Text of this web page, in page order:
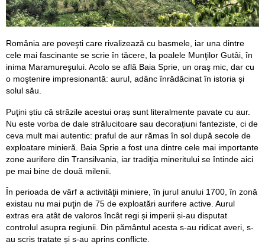
România are poveşti care rivalizează cu basmele, iar una dintre
cele mai fascinante se scrie în tăcere, la poalele Munţilor Gutâi, în
inima Maramureşului. Acolo se află Baia Sprie, un oraş mic, dar cu
o moştenire impresionantă: aurul, adânc înrădăcinat în istoria și
solul său.
Puţini știu că străzile acestui oraș sunt literalmente pavate cu aur.
Nu este vorba de dale strălucitoare sau decorațiuni fanteziste, ci de
ceva mult mai autentic: praful de aur rămas în sol după secole de
exploatare minieră. Baia Sprie a fost una dintre cele mai importante
zone aurifere din Transilvania, iar tradiţia mineritului se întinde aici
pe mai bine de două milenii.
În perioada de vârf a activităţii miniere, în jurul anului 1700, în zonă
existau nu mai puţin de 75 de exploatări aurifere active. Aurul
extras era atât de valoros încât regi și imperii și-au disputat
controlul asupra regiunii. Din pământul acesta s-au ridicat averi, s-
au scris tratate și s-au aprins conflicte.